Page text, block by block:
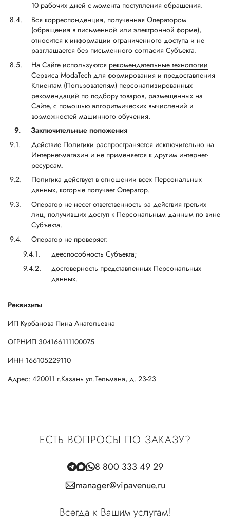
10 рабочих дней с момента поступления обращения.
Вся корреспонденция, полученная Оператором
(обращения в письменной или электронной форме),
относится к информации ограниченного доступа и не
разглашается без письменного согласия Субъекта.
На Сайте используются рекомендательные технологии
Сервиса ModaTech для формирования и предоставления
Клиентам (Пользователям) персонализированных
рекомендаций по подбору товаров, размещенных на
Сайте, с помощью алгоритмических вычислений и
возможностей машинного обучения.
9.
Заключительные положения
Действие Политики распространяется исключительно на
Интернет-магазин и не применяется к другим интернет-
ресурсам.
Политика действует в отношении всех Персональных
данных, которые получает Оператор.
Оператор не несет ответственность за действия третьих
лиц, получивших доступ к Персональным данным по вине
Субъекта.
Оператор не проверяет:
дееспособность Субъекта;
достоверность представленных Персональных
данных.
Реквизиты
ИП Курбанова Лина Анатольевна
ОГРНИП 304166111100075
ИНН 166105229110
Адрес: 420011 г.Казань ул.Тельмана, д. 23-23
ЕСТЬ ВОПРОСЫ ПО ЗАКАЗУ?
8 800 333 49 29
manager@vipavenue.ru
Всегда к Вашим услугам!